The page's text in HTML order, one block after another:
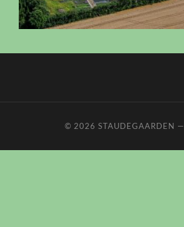
© 2026 STAUDEGAARDEN —